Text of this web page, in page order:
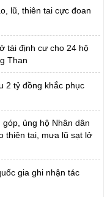
lũ, thiên tai cực đoan
tái định cư cho 24 hộ
Than
2 tỷ đồng khắc phục
ủng hộ Nhân dân
thiên tai, mưa lũ sạt lở
gia ghi nhận tác